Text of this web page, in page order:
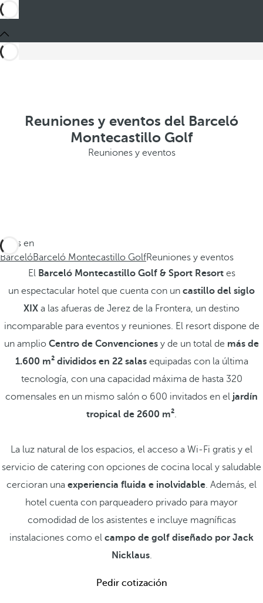
Reuniones y eventos del Barceló
Montecastillo Golf
Reuniones y eventos
Estás en
BarcelóBarceló Montecastillo GolfReuniones y eventos
El Barceló Montecastillo Golf & Sport Resortes
un espectacular hotel que cuenta con un castillo del siglo
XIX a las afueras de Jerez de la Frontera, un destino
incomparable para eventos y reuniones. El resort dispone de
un amplio Centro de Convenciones y de un total de más de
1.600 m² divididos en 22 salasequipadas con la última
tecnología, con una capacidad máxima de hasta 320
comensales en un mismo salón o 600 invitados en el jardín
tropical de 2600 m².
La luz natural de los espacios, el acceso a Wi-Fi gratis y el
servicio de catering con opciones de cocina local y saludable
cercioran una experiencia fluida e inolvidable. Además, el
hotel cuenta con parqueadero privado para mayor
comodidad de los asistentes e incluye magníficas
instalaciones como el campo de golf diseñado por Jack
Nicklaus.
Pedir cotización